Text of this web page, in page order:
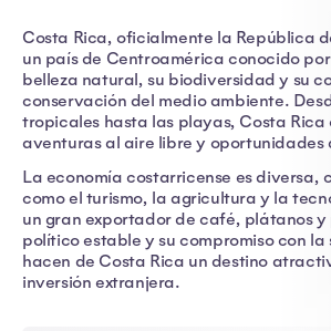
Costa Rica, oficialmente la República
un país de Centroamérica conocido
belleza natural, su biodiversidad y su
conservación del medio ambiente.
tropicales hasta las playas, Costa Rica
aventuras al aire libre y oportunidades
La economía costarricense es diversa,
como el turismo, la agricultura y la
un gran exportador de café, plátanos y
político estable y su compromiso con
hacen de Costa Rica un destino
inversión extranjera.